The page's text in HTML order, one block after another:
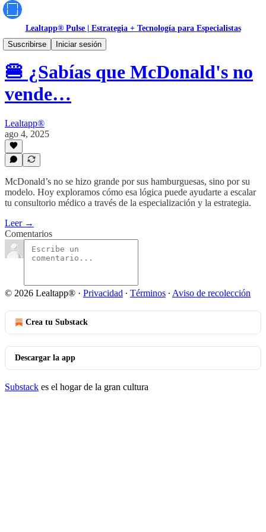
Lealtapp® Pulse | Estrategia + Tecnología para Especialistas
Suscribirse
Iniciar sesión
Gestión y Crecimiento
🍔 ¿Sabías que McDonald's no
vende…
Lealtapp®
ago 4, 2025
McDonald’s no se hizo grande por sus hamburguesas, sino por su
modelo. Hoy exploramos cómo esa lógica puede ayudarte a escalar
tu consultorio médico a través de la especialización y la estrategia.
Leer →
Comentarios
© 2026 Lealtapp® · Privacidad ∙ Términos ∙ Aviso de recolección
Crea tu Substack
Descargar la app
Substack es el hogar de la gran cultura